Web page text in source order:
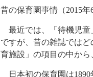
昔の保育園事情（2015年
最近では、「待機児童
ですが、昔の雑誌では
育施設」の項目の中から
日本初の保育園は1890